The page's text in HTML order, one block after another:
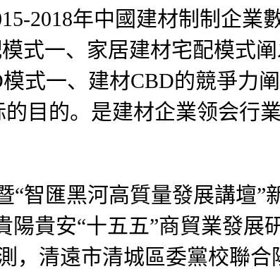
2018年中國建材制制企業
式一、家居建材宅配模式
式一、建材CBD的競爭力
目的。是建材企業领会行
匯黑河高質量發展講壇”
貴安“十五五”商貿業發展
，清遠市清城區委黨校聯合